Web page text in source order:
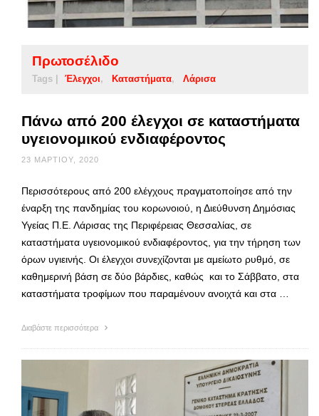
Πρωτοσέλιδο
Tags | Έλεγχοι Καταστήματα Λάρισα
Πάνω από 200 έλεγχοι σε καταστήματα
υγειονομικού ενδιαφέροντος
23 ΜΑΡΤΊΟΥ, 2020
Περισσότερους από 200 ελέγχους πραγματοποίησε από την
έναρξη της πανδημίας του κορωνοιού, η Διεύθυνση Δημόσιας
Υγείας Π.Ε. Λάρισας της Περιφέρειας Θεσσαλίας, σε
καταστήματα υγειονομικού ενδιαφέροντος, για την τήρηση των
όρων υγιεινής. Οι έλεγχοι συνεχίζονται με αμείωτο ρυθμό, σε
καθημερινή βάση σε δύο βάρδιες, καθώς και το Σάββατο, στα
καταστήματα τροφίμων που παραμένουν ανοιχτά και στα …
Διαβάστε περισσότερα